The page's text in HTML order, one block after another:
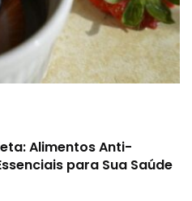
Alimentos Anti-
para Sua Saúde